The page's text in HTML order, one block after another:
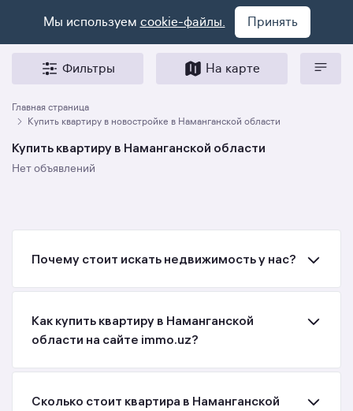
Мы используем cookie-файлы. Принять
Фильтры На карте
Главная страница
Купить квартиру в новостройке в Наманганской области
Купить квартиру в Наманганской области
Нет объявлений
Почему стоит искать недвижимость у нас?
Как купить квартиру в Наманганской
области на сайте immo.uz?
Сколько стоит квартира в Наманганской